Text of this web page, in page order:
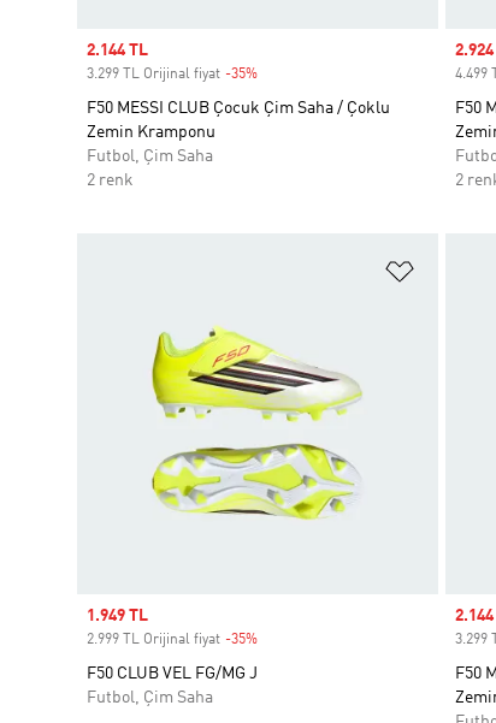
Sale price
2.144 TL
3.299 TL Orijinal fiyat -35%
F50 MESSI CLUB Çocuk Çim Saha / Çoklu
Zemin Kramponu
Futbol, Çim Saha
2 renk
Sale
4.499
F50
2
Sale price
1.949 TL
2.999 TL Orijinal fiyat -35%
F50 CLUB VEL FG/MG J
Futbol, Çim Saha
Sale
3.299
F50